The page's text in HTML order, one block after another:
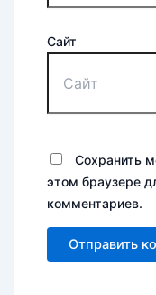
Сайт
Сохранить
этом браузере
комментариев.